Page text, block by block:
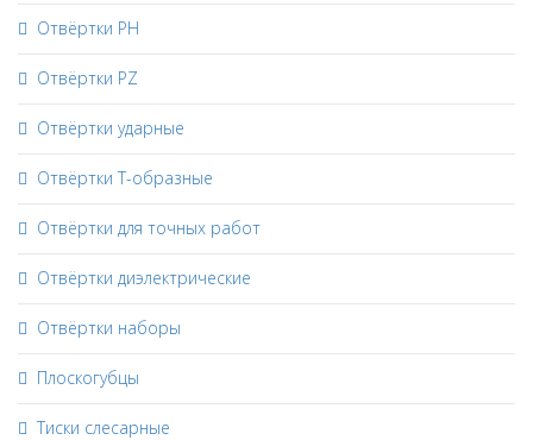
Отвёртки PH
Отвёртки PZ
Отвёртки ударные
Отвёртки Т-образные
Отвёртки для точных работ
Отвёртки диэлектрические
Отвёртки наборы
Плоскогубцы
Тиски слесарные